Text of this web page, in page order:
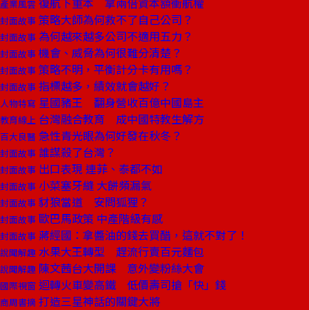
產業風雲
封面故事 策略大師為何救不了自己公司？
封面故事 為何越來越多公司不適用五力？
封面故事 機會、威脅為何很難分清楚？
封面故事 策略不明，平衡計分卡有用嗎？
封面故事 指標越多，績效就會越好？
人物特寫 星國豬王 翻身營收百億中國島主
教育線上 台灣融合教育 成中國特教生解方
百大良醫 急性青光眼為何好發在秋冬？
封面故事 誰謀殺了台灣？
封面故事 出口表現 連菲、泰都不如
封面故事 小菜塞牙縫 大餅頻漏氣
封面故事 豺狼當道 安問狐狸？
封面故事 歐巴馬政策 中產階級有感
封面故事 蔣經國：拿醬油的錢去買醋，這就不對了！
說聞解趣 水果大王轉型 趕流行賣百元麵包
說聞解趣 陳文茜台大開課 意外變粉絲大會
國際視窗 迴轉火車變高鐵 低價壽司搶「快」錢
商周書摘 打造三星神話的關鍵大將